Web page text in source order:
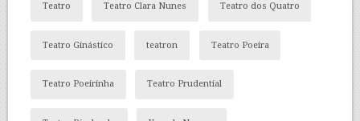
Teatro Teatro Clara Nunes Teatro dos Quatro
Teatro Ginástico teatron Teatro Poeira
Teatro Poeirinha Teatro Prudential